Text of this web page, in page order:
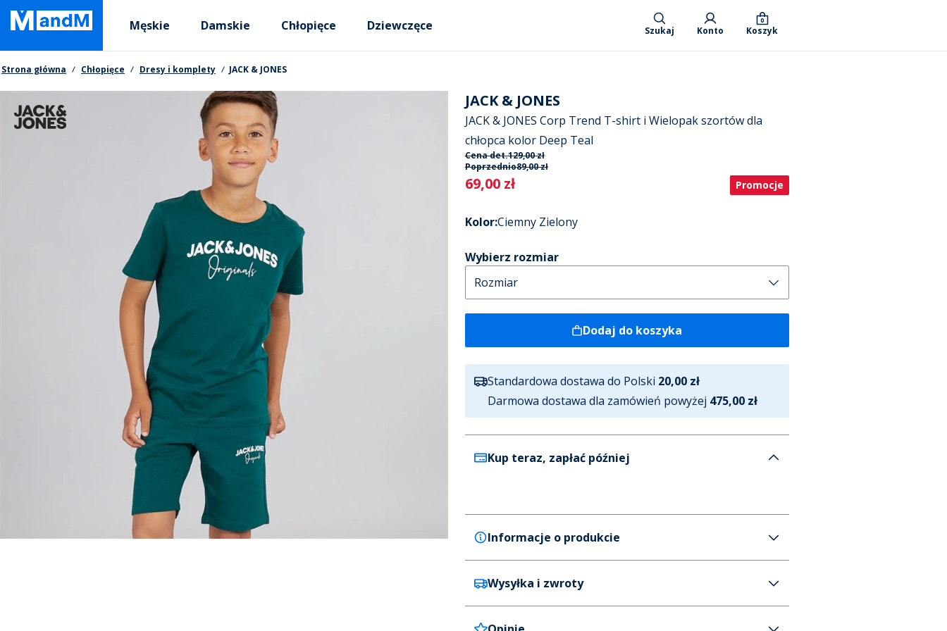
Skip
main
content
Primary departments
Męskie Damskie Chłopięce Dziewczęce Szukaj Konto Koszyk
0
Nawigacja okruszkowa
Strona główna Chłopięce Dresy i komplety JACK & JONES
JACK & JONES
JACK & JONES Corp Trend T-shirt i Wielopak szortów dla
chłopca kolor Deep Teal
Cena det.129,00 zł
Poprzednio89,00 zł
Current
69,00 zł Promocje
Kolor:Ciemny Zielony
Wybierz rozmiar
Dodaj do koszyka
Standardowa dostawa do Polski 20,00 zł
Darmowa dostawa dla zamówień powyżej 475,00 zł
Kup teraz, zapłać później
Informacje o produkcie
JACK & JONES
JACK & JONES Corp Trend T-shirt i Wielopak szortów dla
chłopca kolor Deep Teal
Wysyłka i zwroty